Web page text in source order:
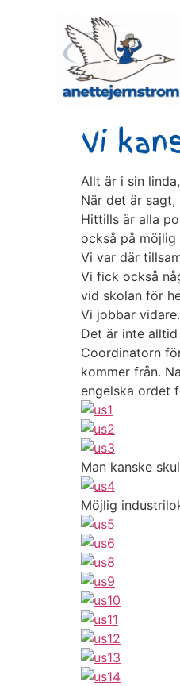
Vi
Allt är i sin
När det är
Hittills är alla
också på
Vi var där
Vi fick också
vid skolan för
Vi jobbar vidare.
Det är inte
Coordinatorn
kommer från.
engelska ordet
Man kanske
Möjlig